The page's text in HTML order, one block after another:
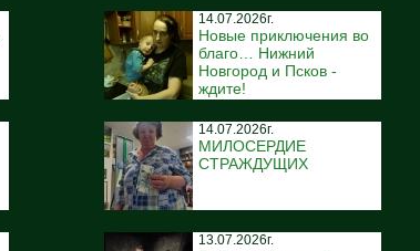
14.07.2026г.
Новые приключения во
благо… Нижний
Новгород и Псков -
ждите!
14.07.2026г.
МИЛОСЕРДИЕ
СТРАЖДУЩИХ
13.07.2026г.